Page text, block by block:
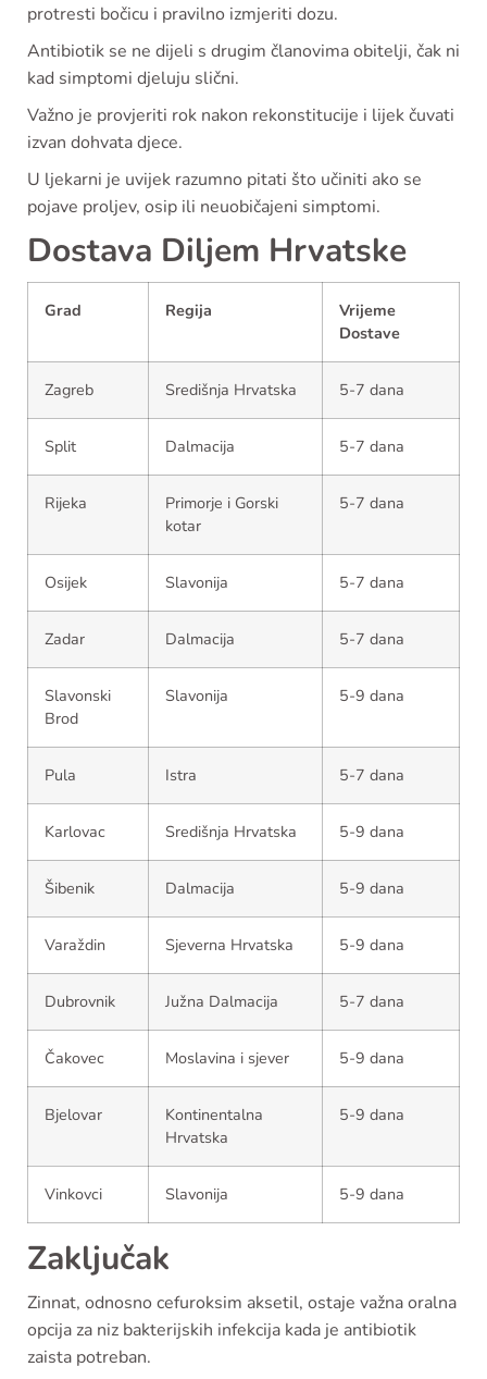
protresti bočicu i pravilno izmjeriti dozu.
Antibiotik se ne dijeli s drugim članovima obitelji, čak ni
kad simptomi djeluju slični.
Važno je provjeriti rok nakon rekonstitucije i lijek čuvati
izvan dohvata djece.
U ljekarni je uvijek razumno pitati što učiniti ako se
pojave proljev, osip ili neuobičajeni simptomi.
Dostava Diljem Hrvatske
Grad Regija
Vrijeme
Dostave
Zagreb Središnja Hrvatska 5-7 dana
Split Dalmacija 5-7 dana
Rijeka
Primorje i Gorski
kotar
5-7 dana
Osijek Slavonija 5-7 dana
Zadar Dalmacija 5-7 dana
Slavonski
Brod
Slavonija 5-9 dana
Pula Istra 5-7 dana
Karlovac Središnja Hrvatska 5-9 dana
Šibenik Dalmacija 5-9 dana
Varaždin Sjeverna Hrvatska 5-9 dana
Dubrovnik Južna Dalmacija 5-7 dana
Čakovec Moslavina i sjever 5-9 dana
Bjelovar
Kontinentalna
Hrvatska
5-9 dana
Vinkovci Slavonija 5-9 dana
Zaključak
Zinnat, odnosno cefuroksim aksetil, ostaje važna oralna
opcija za niz bakterijskih infekcija kada je antibiotik
zaista potreban.